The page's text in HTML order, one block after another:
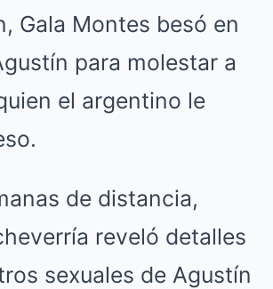
Gala Montes besó en
para molestar a
el argentino le
de distancia,
reveló detalles
sexuales de Agustín